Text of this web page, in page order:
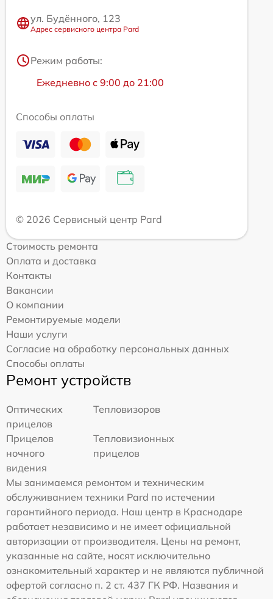
ул. Будённого, 123
Адрес сервисного центра Pard
Режим работы:
Ежедневно с 9:00 до 21:00
Способы оплаты
© 2026 Сервисный центр Pard
Стоимость ремонта
Оплата и доставка
Контакты
Вакансии
О компании
Ремонтируемые модели
Наши услуги
Согласие на обработку персональных данных
Способы оплаты
Ремонт устройств
Оптических
прицелов
Тепловизоров
Прицелов
ночного
видения
Тепловизионных
прицелов
Мы занимаемся ремонтом и техническим
обслуживанием техники Pard по истечении
гарантийного периода. Наш центр в Краснодаре
работает независимо и не имеет официальной
авторизации от производителя. Цены на ремонт,
указанные на сайте, носят исключительно
ознакомительный характер и не являются публичной
офертой согласно п. 2 ст. 437 ГК РФ. Названия и